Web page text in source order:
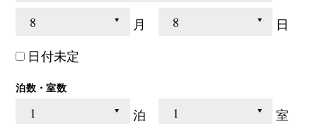
月
日
日付未定
泊数・室数
泊 室